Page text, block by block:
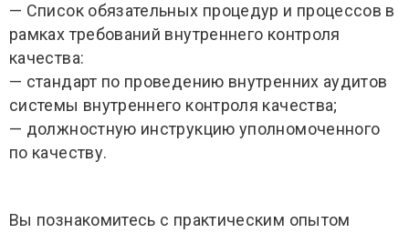
— Список обязательных процедур и процессов в
рамках требований внутреннего контроля
качества:
— стандарт по проведению внутренних аудитов
системы внутреннего контроля качества;
— должностную инструкцию уполномоченного
по качеству.
Вы познакомитесь с практическим опытом